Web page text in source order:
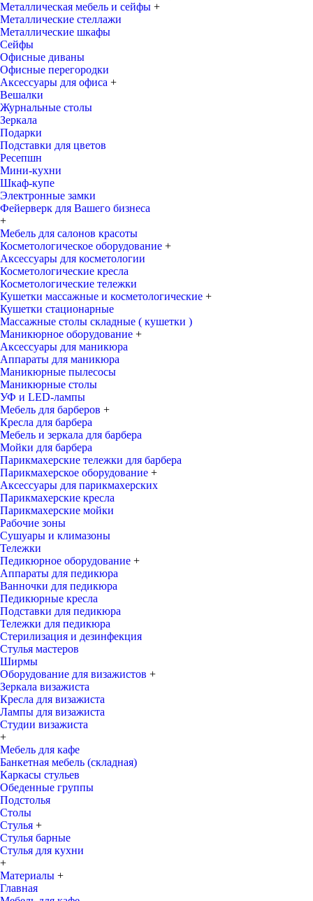
Металлическая мебель и сейфы +
Металлические стеллажи
Металлические шкафы
Сейфы
Офисные диваны
Офисные перегородки
Аксессуары для офиса +
Вешалки
Журнальные столы
Зеркала
Подарки
Подставки для цветов
Ресепшн
Мини-кухни
Шкаф-купе
Электронные замки
Фейерверк для Вашего бизнеса
+
Мебель для салонов красоты
Косметологическое оборудование +
Аксессуары для косметологии
Косметологические кресла
Косметологические тележки
Кушетки массажные и косметологические +
Кушетки стационарные
Массажные столы складные ( кушетки )
Маникюрное оборудование +
Аксессуары для маникюра
Аппараты для маникюра
Маникюрные пылесосы
Маникюрные столы
УФ и LED-лампы
Мебель для барберов +
Кресла для барбера
Мебель и зеркала для барбера
Мойки для барбера
Парикмахерские тележки для барбера
Парикмахерское оборудование +
Аксессуары для парикмахерских
Парикмахерские кресла
Парикмахерские мойки
Рабочие зоны
Сушуары и климазоны
Тележки
Педикюрное оборудование +
Аппараты для педикюра
Ванночки для педикюра
Педикюрные кресла
Подставки для педикюра
Тележки для педикюра
Стерилизация и дезинфекция
Стулья мастеров
Ширмы
Оборудование для визажистов +
Зеркала визажиста
Кресла для визажиста
Лампы для визажиста
Студии визажиста
+
Мебель для кафе
Банкетная мебель (складная)
Каркасы стульев
Обеденные группы
Подстолья
Столы
Стулья +
Стулья барные
Стулья для кухни
+
Материалы +
Главная